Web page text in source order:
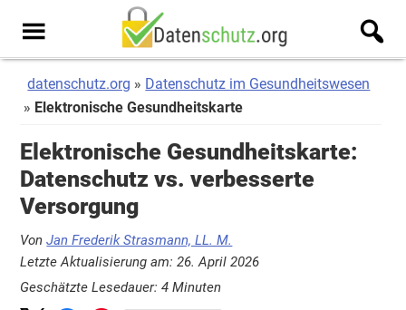
Inhalt
springen
Seitenspalte
springen
Men
datenschutz.org
Datenschutz im Gesundheitswesen
Elektronische Gesundheitskarte
Elektronische Gesundheitskarte:
Datenschutz vs. verbesserte
Versorgung
VonJan Frederik Strasmann, LL. M.
Letzte Aktualisierung am: 26. April 2026
Geschätzte Lesedauer: 4 Minuten